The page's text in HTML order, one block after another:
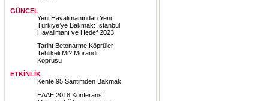
GÜNCEL
Yeni Havalimanından Yeni
Türkiye’ye Bakmak: İstanbul
Havalimanı ve Hedef 2023
Tarihî Betonarme Köprüler
Tehlikeli Mi? Morandi
Köprüsü
ETKİNLİK
Kente 95 Santimden Bakmak
EAAE 2018 Konferansı: